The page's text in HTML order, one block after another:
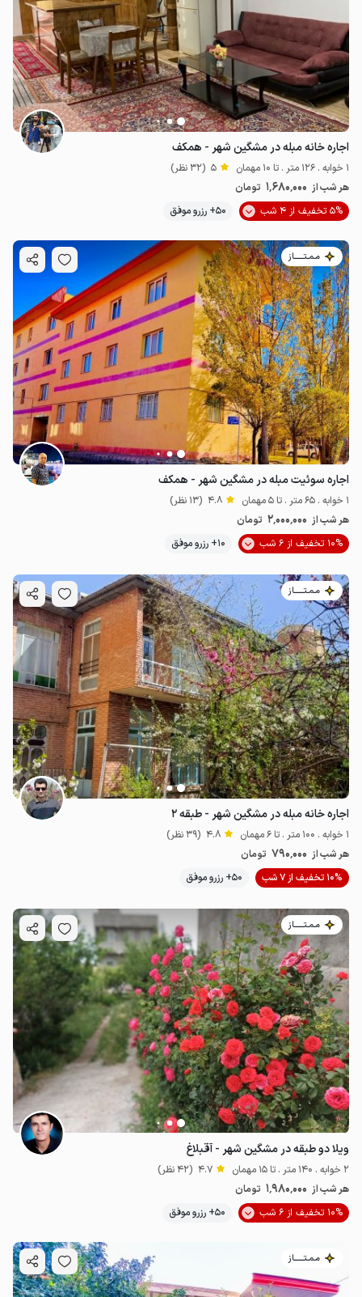
2میلیون ت 5
اجاره خانه مبله در مشگین شهر - همکف
1 خوابه . 126 متر . تا 10 مهمان 5 (32 نظر)
هر شب از 1٬680٬000 تومان
5% تخفیف از 4 شب
50+ رزرو موفق
مـمـتــــــاز
اجاره سوئیت مبله در مشگین شهر - همکف
1 خوابه . 65 متر . تا 5 مهمان 4.8 (13 نظر)
هر شب از 2٬000٬000 تومان
10% تخفیف از 6 شب
10+ رزرو موفق
مـمـتــــــاز
اجاره خانه مبله در مشگین شهر - طبقه ۲
1 خوابه . 100 متر . تا 6 مهمان 4.8 (39 نظر)
هر شب از 790٬000 تومان
10% تخفیف از 7 شب
50+ رزرو موفق
مـمـتــــــاز
ویلا دو طبقه در مشگین شهر - آقبلاغ
2 خوابه . 140 متر . تا 15 مهمان 4.7 (42 نظر)
هر شب از 1٬980٬000 تومان
10% تخفیف از 6 شب
50+ رزرو موفق
مـمـتــــــاز